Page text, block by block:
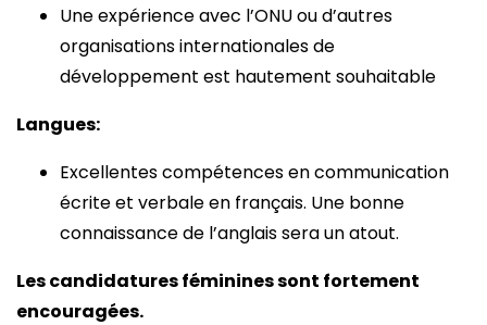
Une expérience avec l’ONU ou d’autres
organisations internationales de
développement est hautement souhaitable
Langues:
Excellentes compétences en communication
écrite et verbale en français. Une bonne
connaissance de l’anglais sera un atout.
Les candidatures féminines sont fortement
encouragées.